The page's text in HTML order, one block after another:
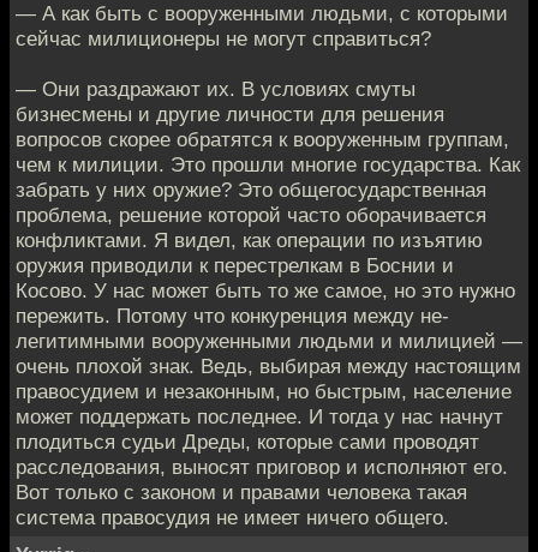
— А как быть с вооруженными людьми, с которыми
сейчас милиционеры не могут справиться?
— Они раздражают их. В условиях смуты
бизнесмены и другие личности для решения
вопросов скорее обратятся к вооруженным группам,
чем к милиции. Это прошли многие государства. Как
забрать у них оружие? Это общегосударственная
проблема, решение которой часто оборачивается
конфликтами. Я видел, как операции по изъятию
оружия приводили к перестрелкам в Боснии и
Косово. У нас может быть то же самое, но это нужно
пережить. Потому что конкуренция между не-
легитимными вооруженными людьми и милицией —
очень плохой знак. Ведь, выбирая между настоящим
правосудием и незаконным, но быстрым, население
может поддержать последнее. И тогда у нас начнут
плодиться судьи Дреды, которые сами проводят
расследования, выносят приговор и исполняют его.
Вот только с законом и правами человека такая
система правосудия не имеет ничего общего.